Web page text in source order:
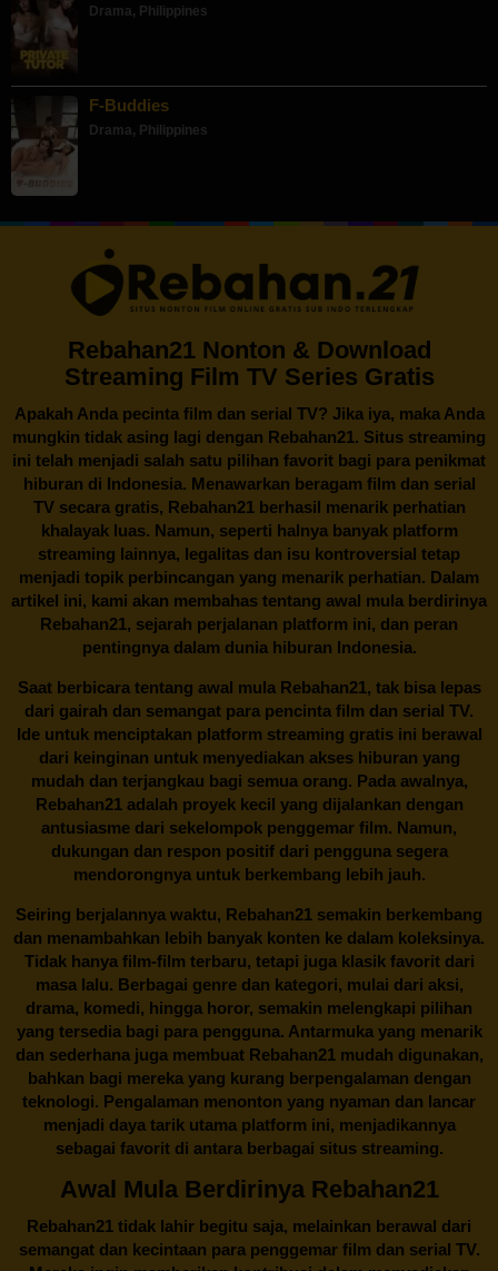
Drama, Philippines
F-Buddies
Drama, Philippines
Rebahan21 Nonton & Download
Streaming Film TV Series Gratis
Apakah Anda pecinta film dan serial TV? Jika iya, maka Anda
mungkin tidak asing lagi dengan Rebahan21. Situs streaming
ini telah menjadi salah satu pilihan favorit bagi para penikmat
hiburan di Indonesia. Menawarkan beragam film dan serial
TV secara gratis, Rebahan21berhasil menarik perhatian
khalayak luas. Namun, seperti halnya banyak platform
streaming lainnya, legalitas dan isu kontroversial tetap
menjadi topik perbincangan yang menarik perhatian. Dalam
artikel ini, kami akan membahas tentang awal mula berdirinya
Rebahan21, sejarah perjalanan platform ini, dan peran
pentingnya dalam dunia hiburan Indonesia.
Saat berbicara tentang awal mula Rebahan21, tak bisa lepas
dari gairah dan semangat para pencinta film dan serial TV.
Ide untuk menciptakan platform streaming gratis ini berawal
dari keinginan untuk menyediakan akses hiburan yang
mudah dan terjangkau bagi semua orang. Pada awalnya,
Rebahan21 adalah proyek kecil yang dijalankan dengan
antusiasme dari sekelompok penggemar film. Namun,
dukungan dan respon positif dari pengguna segera
mendorongnya untuk berkembang lebih jauh.
Seiring berjalannya waktu, Rebahan21 semakin berkembang
dan menambahkan lebih banyak konten ke dalam koleksinya.
Tidak hanya film-film terbaru, tetapi juga klasik favorit dari
masa lalu. Berbagai genre dan kategori, mulai dari aksi,
drama, komedi, hingga horor, semakin melengkapi pilihan
yang tersedia bagi para pengguna. Antarmuka yang menarik
dan sederhana juga membuatRebahan21mudah digunakan,
bahkan bagi mereka yang kurang berpengalaman dengan
teknologi. Pengalaman menonton yang nyaman dan lancar
menjadi daya tarik utama platform ini, menjadikannya
sebagai favorit di antara berbagai situs streaming.
Awal Mula Berdirinya Rebahan21
Rebahan21 tidak lahir begitu saja, melainkan berawal dari
semangat dan kecintaan para penggemar film dan serial TV.